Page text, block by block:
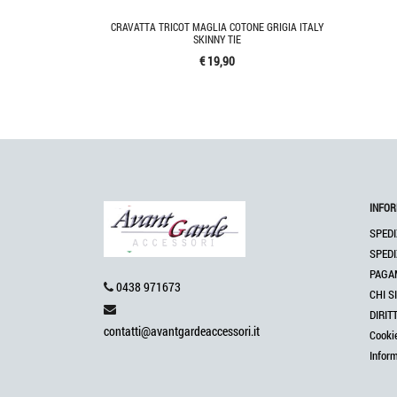
CRAVATTA TRICOT MAGLIA COTONE GRIGIA ITALY
SKINNY TIE
€ 19,90
0438 971673
contatti@avantgardeaccessori.it
CHI